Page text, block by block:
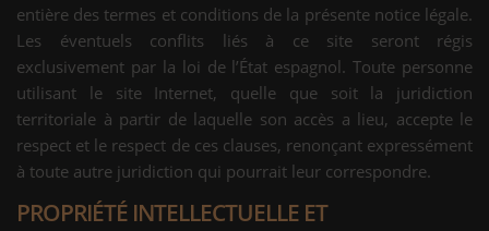
entière des termes et conditions de la présente notice légale.
Les éventuels conflits liés à ce site seront régis
exclusivement par la loi de l’État espagnol. Toute personne
utilisant le site Internet, quelle que soit la juridiction
territoriale à partir de laquelle son accès a lieu, accepte le
respect et le respect de ces clauses, renonçant expressément
à toute autre juridiction qui pourrait leur correspondre.
PROPRIÉTÉ INTELLECTUELLE ET